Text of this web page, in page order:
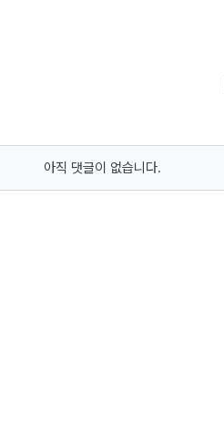
아직 댓글이 없습니다.